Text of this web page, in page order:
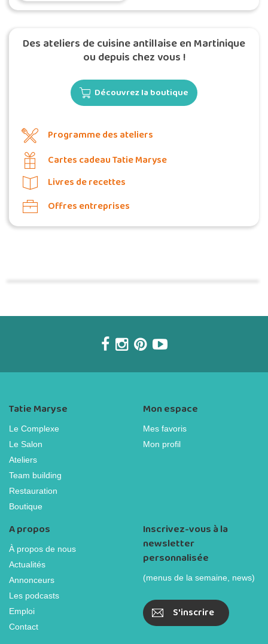
Des ateliers de cuisine antillaise en Martinique
ou depuis chez vous !
Découvrez la boutique
Programme des ateliers
Cartes cadeau Tatie Maryse
Livres de recettes
Offres entreprises
Tatie Maryse
Le Complexe
Le Salon
Ateliers
Team building
Restauration
Boutique
Mon espace
Mes favoris
Mon profil
A propos
À propos de nous
Actualités
Annonceurs
Les podcasts
Emploi
Contact
Inscrivez-vous à la
newsletter
personnalisée
(menus de la semaine, news)
S'inscrire